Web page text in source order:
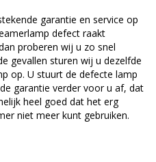
garantie en service op
defect raakt
proberen wij u zo snel
gevallen sturen wij u dezelfde
op. U stuurt de defecte lamp
garantie verder voor u af, dat
heel goed dat het erg
niet meer kunt gebruiken.